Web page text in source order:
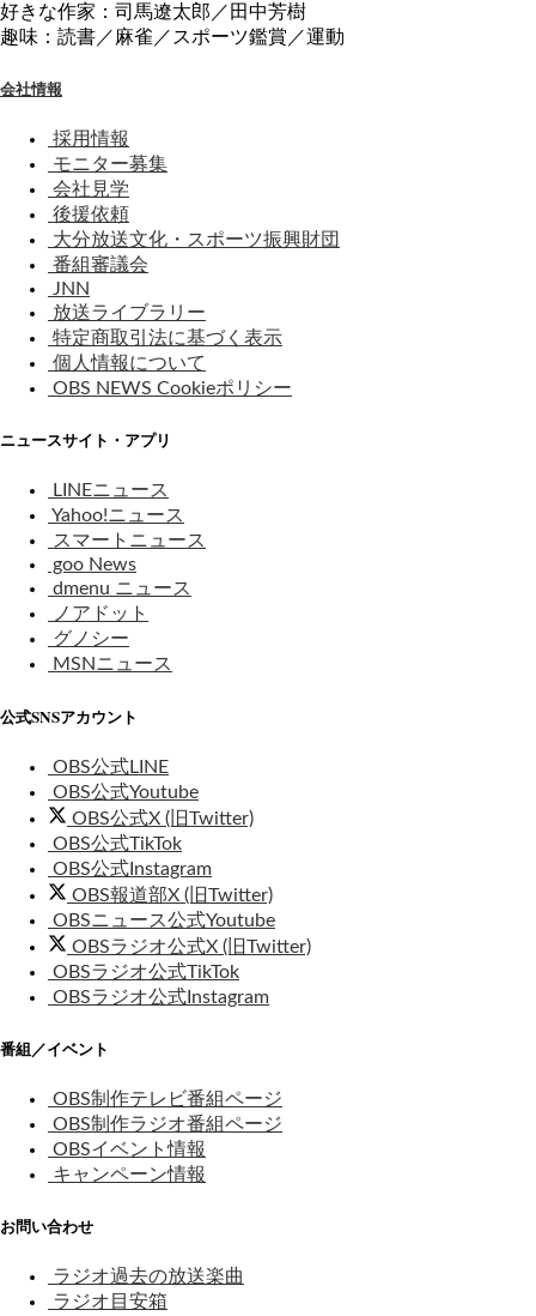
好きな作家：司馬遼太郎／田中芳樹
趣味：読書／麻雀／スポーツ鑑賞／運動
会社情報
採用情報
モニター募集
会社見学
後援依頼
大分放送文化・スポーツ振興財団
番組審議会
JNN
放送ライブラリー
特定商取引法に基づく表示
個人情報について
OBS NEWS Cookieポリシー
ニュースサイト・アプリ
LINEニュース
Yahoo!ニュース
スマートニュース
goo News
dmenu ニュース
ノアドット
グノシー
MSNニュース
公式SNSアカウント
OBS公式LINE
OBS公式Youtube
OBS公式X (旧Twitter)
OBS公式TikTok
OBS公式Instagram
OBS報道部X (旧Twitter)
OBSニュース公式Youtube
OBSラジオ公式X (旧Twitter)
OBSラジオ公式TikTok
OBSラジオ公式Instagram
番組／イベント
OBS制作テレビ番組ページ
OBS制作ラジオ番組ページ
OBSイベント情報
キャンペーン情報
お問い合わせ
ラジオ過去の放送楽曲
ラジオ目安箱